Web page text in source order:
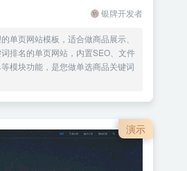
银牌开发者
单页网站模板，适合做商品展示、
排名的单页网站，内置SEO、文件
模块功能，是您做单选商品关键词
演示